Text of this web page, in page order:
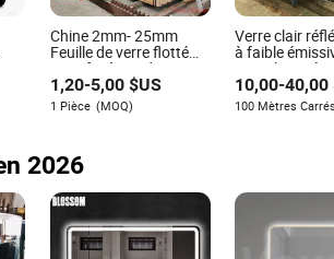
à faible émissivité contribue-t-il à
dans les salles de bains ?
réduit le transfert de chaleur,
de bains. Cette propriété réduit le
ou de refroidissement, économisant
réduisant les coûts des services
à la fois à l'environnement et au
Chine 2mm- 25mm
Feuille de verre flotté
pour fenêtres de
bâtiment à
transparence claire
1,20-5,00$US
1 Pièce (MOQ)
Verre clair
à faible
Verre laminé/
isolant à
vitrage à faible
10,00-40,00
100 Mètres
2026